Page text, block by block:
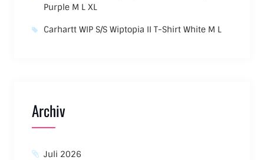
Purple M L XL
Carhartt WIP S/S Wiptopia II T-Shirt White M L
Archiv
Juli 2026